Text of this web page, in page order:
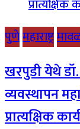
पुणेमहाराष्ट्र
खरपुडी येथे
व्यवस्थापन
प्रात्यक्षिक